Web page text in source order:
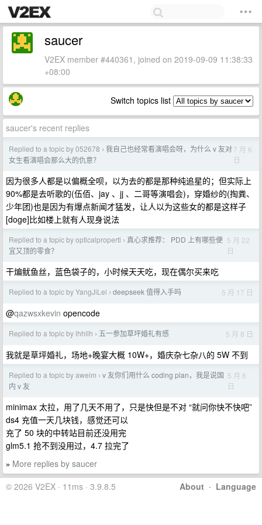
saucer
V2EX member #440361, joined on 2019-09-09 11:38:33
+08:00
Switch topics list
saucer's recent replies
Replied to a topic by 052678 › 我自己也经常看演唱会呀，为什么 v 友对
女生看演唱会那么大的仇意？
7 月 6
日
因为很多人都是以偏概全呗，以为去的都是那种纯追星的；但实际上
90%都是去听歌的(伍佰、jay 、jj 、二哥等演唱会)，穿婚纱的(掏粪、
少年团)也是因为有爆点新闻才猛发，让人以为这些女的都是这样子
[doge]比如楼上就有人现身说法
Replied to a topic by opticalproperti › 真心求推荐： PDD 上有哪些便
宜又顶的零食？
5 月 22
日
干煸鱿鱼丝，蓝色袋子的，小时候天天吃，现在偶尔买来吃
Replied to a topic by YangJiLei › deepseek 值得入手吗 5 月 17 日
@qazwsxkevin opencode
Replied to a topic by lhhllh › 五一参加草坪婚礼有感 5 月 8 日
我就是草坪婚礼，场地+晚宴大概 10W+，婚庆杂七杂八的 5W 不到
Replied to a topic by aweim › v 友你们用什么 coding plan，我是说国
内 v 友
5 月 6
日
minimax 太拉，用了几天不用了，只是快但是不对 “就问你快不快吧”
ds4 充值一天几块钱，感觉还可以
充了 50 块的中转站目前还没用完
glm5.1 抢不到没用过，4.7 拉完了
» More replies by saucer
About · Language
© 2026 V2EX · 11ms · 3.9.8.5